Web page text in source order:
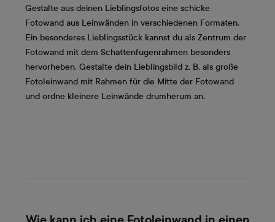
Gestalte aus deinen Lieblingsfotos eine schicke
Fotowand aus Leinwänden in verschiedenen Formaten.
Ein besonderes Lieblingsstück kannst du als Zentrum der
Fotowand mit dem Schattenfugenrahmen besonders
hervorheben. Gestalte dein Lieblingsbild z. B. als große
Fotoleinwand mit Rahmen für die Mitte der Fotowand
und ordne kleinere Leinwände drumherum an.